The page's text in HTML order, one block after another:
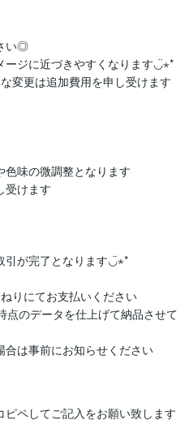
い◎
ジに近づきやすくなります◡̈⋆*
変更は追加費用を申し受けます
味の微調整となります
受けます
が完了となります◡̈⋆*
りにてお支払いください
点のデータを仕上げて納品させて
は事前にお知らせください
ペしてご記入をお願い致します